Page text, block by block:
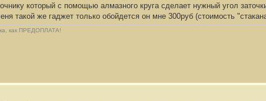
который с помощью алмазного круга сделает нужный угол
такой же гаджет только обойдется он мне 300руб (стоимость
как ПРЕДОПЛАТА!